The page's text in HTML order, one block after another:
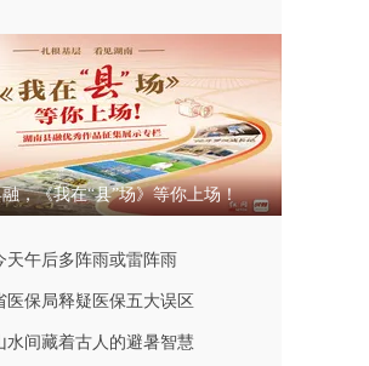
，《我在“县”场》等你上场！
天午后多阵雨或雷阵雨
医保局释疑医保五大误区
水间藏着古人的避暑智慧